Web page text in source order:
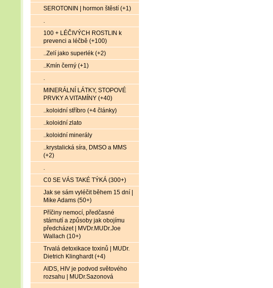
SEROTONIN | hormon štěstí (+1)
.
100 + LÉČIVÝCH ROSTLIN k
prevenci a léčbě (+100)
..Zelí jako superlék (+2)
..Kmín černý (+1)
.
MINERÁLNÍ LÁTKY, STOPOVÉ
PRVKY A VITAMÍNY (+40)
..koloidní stříbro (+4 články)
..koloidní zlato
..koloidní minerály
..krystalická síra, DMSO a MMS
(+2)
.
C0 SE VÁS TAKÉ TÝKÁ (300+)
Jak se sám vyléčit během 15 dní |
Mike Adams (50+)
Příčiny nemocí, předčasné
stárnutí a způsoby jak obojímu
předcházet | MVDr.MUDr.Joe
Wallach (10+)
Trvalá detoxikace toxinů | MUDr.
Dietrich Klinghardt (+4)
AIDS, HIV je podvod světového
rozsahu | MUDr.Sazonová